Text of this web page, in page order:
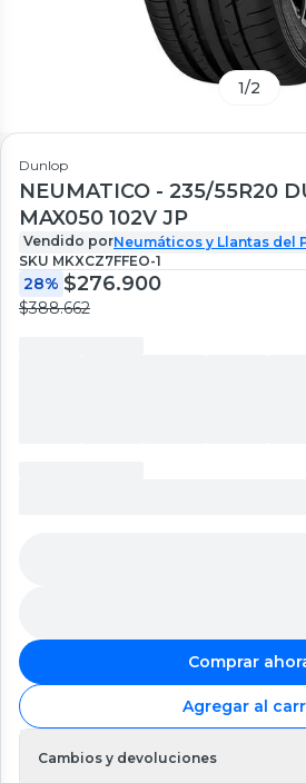
1/2
Dunlop
NEUMATICO - 235/55R20
MAX050 102V JP
Vendido porNeumáticos y Llantas del
SKU MKXCZ7FFEO-1
28% $276.900
$388.662
Comprar
Agregar al
Cambios y devoluciones